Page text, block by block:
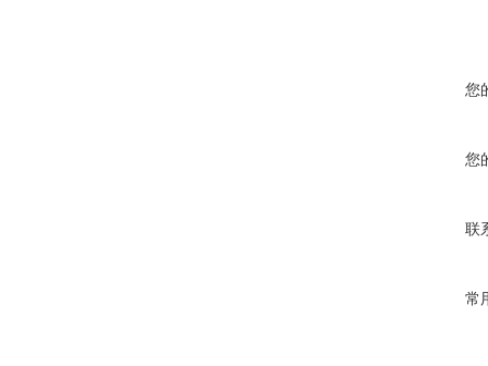
您
您
联
常